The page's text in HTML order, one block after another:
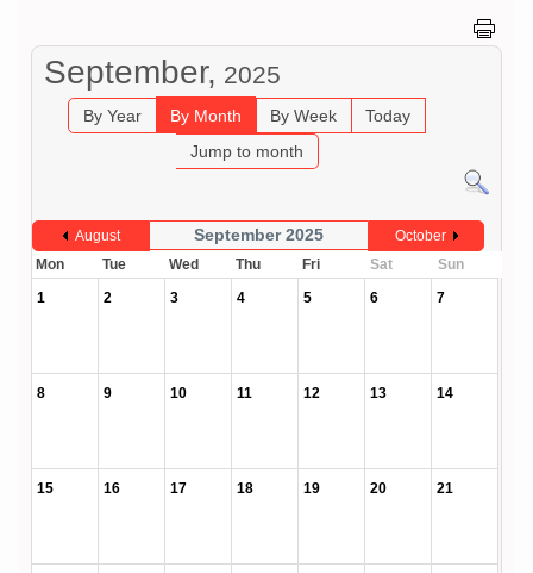
September, 2025
By Year By Month By Week
Today
Jump to month
August September 2025
October
Mon
Tue Wed Thu Fri Sat
Sun
1
2 3 4 5 6 7
8 9 10 11 12 13 14
15 16 17 18 19 20 21